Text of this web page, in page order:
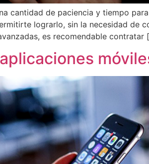
cantidad de paciencia y tiempo
lograrlo, sin la necesidad de
es recomendable contratar